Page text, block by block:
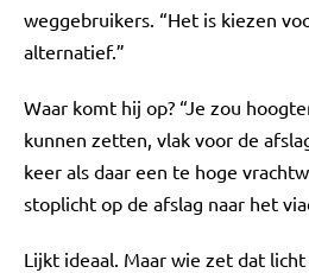
weggebruikers. “Het is kiezen
alternatief.”
Waar komt hij op? “Je zou
kunnen zetten, vlak voor de
keer als daar een te hoge
stoplicht op de afslag naar het
Lijkt ideaal. Maar wie zet dat licht